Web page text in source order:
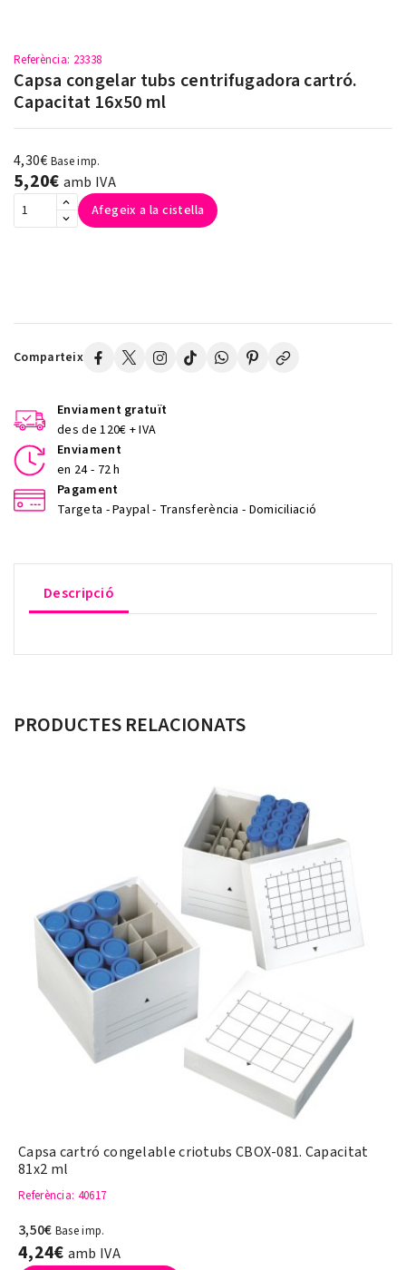
Referència: 23338
Capsa congelar tubs centrifugadora cartró.
Capacitat 16x50 ml
4,30€ Base imp.
5,20€ amb IVA
Afegeix a la cistella
Comparteix
Enviament gratuït
des de 120€ + IVA
Enviament
en 24 - 72 h
Pagament
Targeta - Paypal - Transferència - Domiciliació
Descripció
PRODUCTES RELACIONATS
Capsa cartró congelable criotubs CBOX-081. Capacitat
81x2 ml
Referència: 40617
3,50€ Base imp.
4,24€ amb IVA